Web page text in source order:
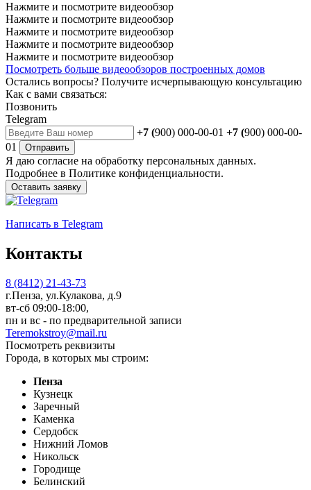
Нажмите и посмотрите видеообзор
Нажмите и посмотрите видеообзор
Нажмите и посмотрите видеообзор
Нажмите и посмотрите видеообзор
Нажмите и посмотрите видеообзор
Посмотреть больше видеообзоров построенных домов
Остались вопросы? Получите исчерпывающую консультацию
Как с вами связаться:
Позвонить
Telegram
+7 (900) 000-00-01 +7 (900) 000-00-
01
Отправить
Я даю согласие на обработку персональных данных.
Подробнее в Политике конфиденциальности.
Оставить заявку
Написать в Telegram
Контакты
8 (8412) 21-43-73
г.Пенза, ул.Кулакова, д.9
вт-сб 09:00-18:00,
пн и вс - по предварительной записи
Teremokstroy@mail.ru
Посмотреть реквизиты
Города, в которых мы строим:
Пенза
Кузнецк
Заречный
Каменка
Сердобск
Нижний Ломов
Никольск
Городище
Белинский